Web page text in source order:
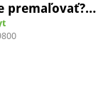
premaľovať?…